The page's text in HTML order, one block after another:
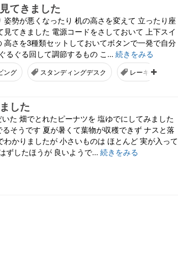
てきました
勢が悪くなったり 机の高さを変えて 立ったり座
てきました 電源コードをさしておいて 上下スイ
高さを3種類セットしておいてボタンで一発で自分
るぐる回して調節するもの こ... 続きをみる
ング スタンディングデスク レーキ
した
た 畑でとれたピーナツを 塩ゆでにしてみました
そうです 夏が暑くて葉物が収穫できず ナスと落
かりましたが 小さいものは ほとんど 実が入って
ずしたほうが 良いようで... 続きをみる